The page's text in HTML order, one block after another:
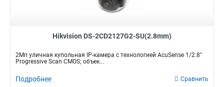
Hikvision DS-2CD2127G2-SU(2.8mm)
2Мп уличная купольная IP-камера с технологией AcuSense 1/2.8"
Progressive Scan CMOS; объек...
Подробнее Сравнить